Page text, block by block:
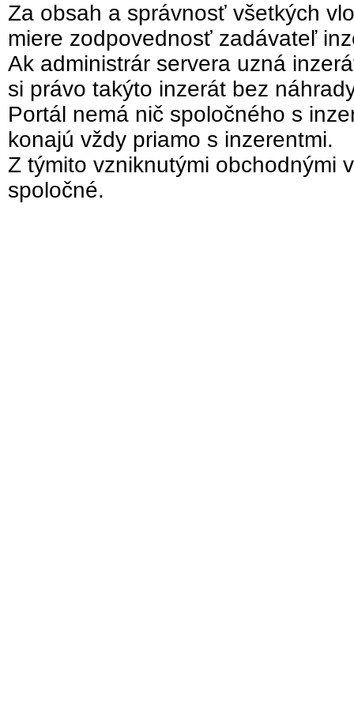
Za obsah a správnosť všetkých
miere zodpovednosť zadávateľ
Ak administrár servera uzná
si právo takýto inzerát bez
Portál nemá nič spoločného s
konajú vždy priamo s inzerentmi.
Z týmito vzniknutými obchodnými
spoločné.